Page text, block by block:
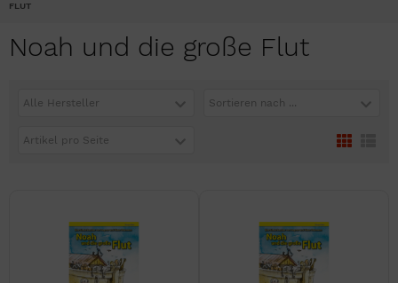
LUT
Noah und die große Flut
Alle Hersteller Sortieren nach ...
Artikel pro Seite